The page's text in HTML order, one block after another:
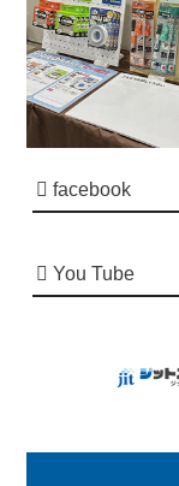
facebook
You Tube